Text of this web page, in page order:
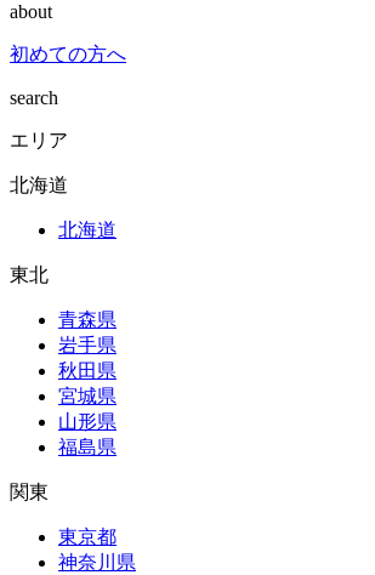
about
初めての方へ
search
エリア
北海道
北海道
東北
青森県
岩手県
秋田県
宮城県
山形県
福島県
関東
東京都
神奈川県